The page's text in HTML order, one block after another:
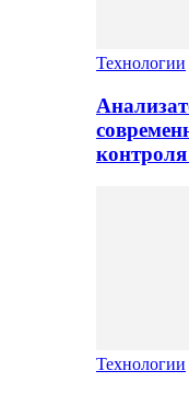
Технологии
Технологии